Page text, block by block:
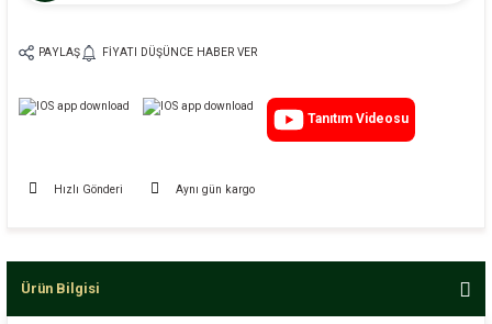
PAYLAŞ FIYATI DÜŞÜNCE HABER VER
Tanıtım Videosu
Hızlı Gönderi Aynı gün kargo
Ürün Bilgisi